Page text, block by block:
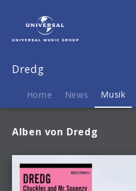
Dredg
Home News Musik
Alben von Dredg